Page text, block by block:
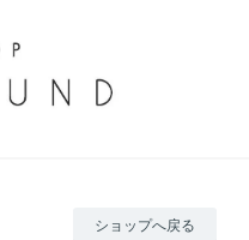
ショップへ戻る